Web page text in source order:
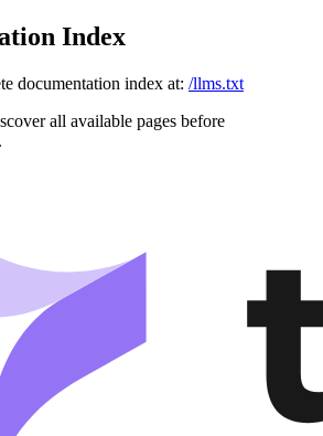
Index
documentation index at: /llms.txt
all available pages before